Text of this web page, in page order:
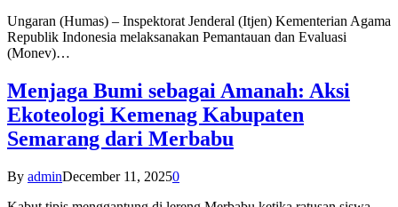
Ungaran (Humas) – Inspektorat Jenderal (Itjen) Kementerian Agama
Republik Indonesia melaksanakan Pemantauan dan Evaluasi
(Monev)…
Menjaga Bumi sebagai Amanah: Aksi
Ekoteologi Kemenag Kabupaten
Semarang dari Merbabu
By adminDecember 11, 20250